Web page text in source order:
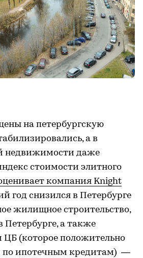
на петербургскую
а в
недвижимости даже
стоимости элитного
компания Knight
год снизился в Петербурге
жилищное строительство,
Петербурге, а также
ЦБ (которое положительно
по ипотечным кредитам) —